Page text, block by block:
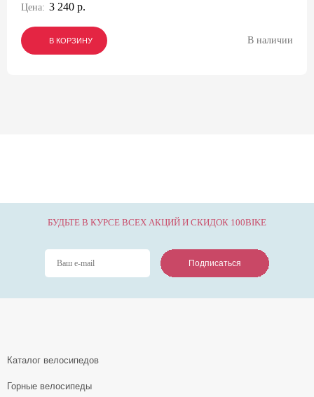
Цена: 3 240 р.
В КОРЗИНУ
В КОРЗИНУ
В КОРЗИНУ В наличии
БУДЬТЕ В КУРСЕ ВСЕХ АКЦИЙ И СКИДОК 100BIKE
Подписаться
Подписаться
Подписаться
Каталог велосипедов
Горные велосипеды